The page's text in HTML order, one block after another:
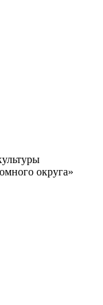
округа»